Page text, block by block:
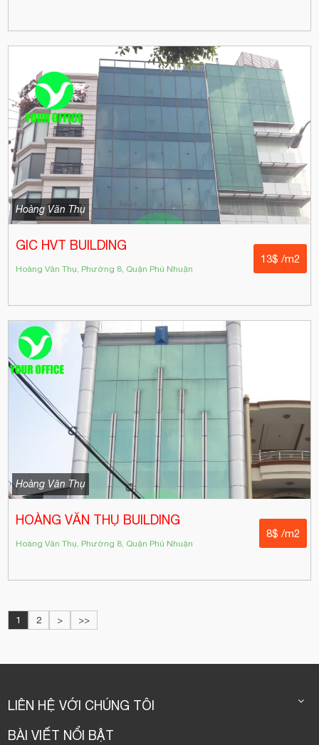
Hoàng Văn Thụ
GIC HVT BUILDING
Hoàng Văn Thụ, Phường 8, Quận Phú Nhuận
13$ /m2
Hoàng Văn Thụ
HOÀNG VĂN THỤ BUILDING
Hoàng Văn Thụ, Phường 8, Quận Phú Nhuận
8$ /m2
1 2 > >>
LIÊN HỆ VỚI CHÚNG TÔI
BÀI VIẾT NỔI BẬT